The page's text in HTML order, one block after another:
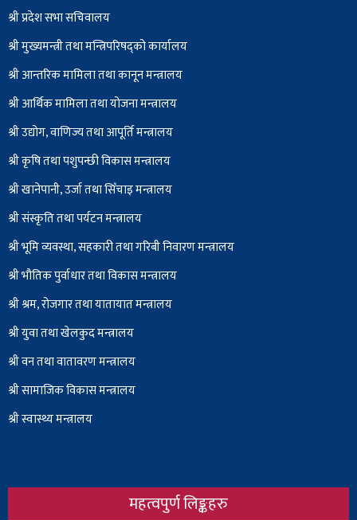
श्री प्रदेश सभा सचिवालय
श्रीमुख्यमन्त्री तथा मन्त्रिपरिषद्को कार्यालय
श्री आन्तरिक मामिला तथा कानून मन्त्रालय
श्री आर्थिक मामिला तथा योजना मन्त्रालय
श्री उद्योग, वाणिज्य तथा आपूर्ति मन्त्रालय
श्री कृषि तथा पशुपन्छी विकास मन्त्रालय
श्री खानेपानी, उर्जा तथा सिँचाइ मन्त्रालय
श्री संस्कृति तथा पर्यटन मन्त्रालय
श्री भूमि व्यवस्था, सहकारी तथा गरिबी निवारण मन्त्रालय
श्री भौतिक पुर्वाधार तथा विकास मन्त्रालय
श्री श्रम, रोजगार तथा यातायात मन्त्रालय
श्री युवा तथा खेलकुद मन्त्रालय
श्री वन तथा वातावरण मन्त्रालय
श्री सामाजिक विकास मन्त्रालय
श्री स्वास्थ्य मन्त्रालय
महत्वपुर्ण लिङ्कहरु